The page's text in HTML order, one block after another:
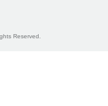
Reserved.